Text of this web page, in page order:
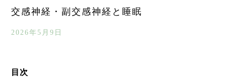
交感神経・副交感神経と睡眠
2026年5月9日
目次